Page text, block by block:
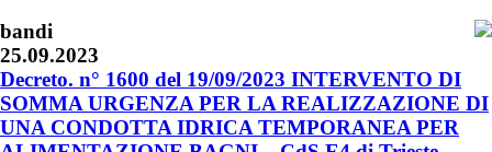
bandi
25.09.2023
Decreto. n° 1600 del 19/09/2023 INTERVENTO DI
SOMMA URGENZA PER LA REALIZZAZIONE DI
UNA CONDOTTA IDRICA TEMPORANEA PER